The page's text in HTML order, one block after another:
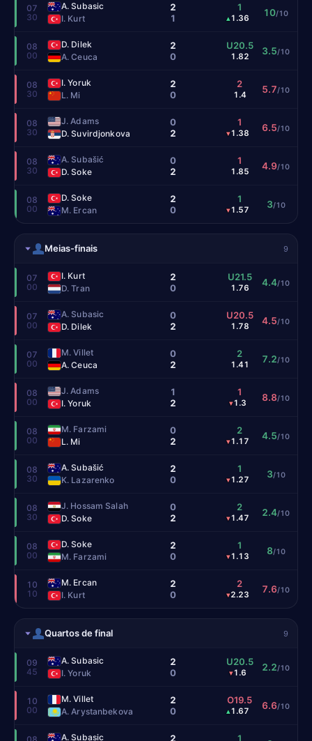
07
30
A. Subasic
I. Kurt
2
1
1
▴1.36 10/10
08
00
D. Dilek
A. Ceuca
2
0
U20.5
1.82 3.5/10
08
30
I. Yoruk
L. Mi
2
0
2
1.4 5.7/10
08
30
J. Adams
D. Suvirdjonkova
0
2
1
▾1.38 6.5/10
08
30
A. Subašić
D. Soke
0
2
1
1.85 4.9/10
08
00
D. Soke
M. Ercan
2
0
1
▾1.57 3/10
Meias-finais 9
07
00
I. Kurt
D. Tran
2
0
U21.5
1.76 4.4/10
07
00
A. Subasic
D. Dilek
0
2
U20.5
1.78 4.5/10
07
00
M. Villet
A. Ceuca
0
2
2
1.41 7.2/10
08
00
J. Adams
I. Yoruk
1
2
1
▾1.3 8.8/10
08
00
M. Farzami
L. Mi
0
2
2
▾1.17 4.5/10
08
30
A. Subašić
K. Lazarenko
2
0
1
▾1.27 3/10
08
30
J. Hossam Salah
D. Soke
0
2
2
▾1.47 2.4/10
08
00
D. Soke
M. Farzami
2
0
1
▾1.13 8/10
10
10
M. Ercan
I. Kurt
2
0
2
▾2.23 7.6/10
Quartos de final 9
09
45
A. Subasic
I. Yoruk
2
0
U20.5
▾1.6 2.2/10
10
00
M. Villet
A. Arystanbekova
2
0
O19.5
▴1.67 6.6/10
A. Subasic 2 1